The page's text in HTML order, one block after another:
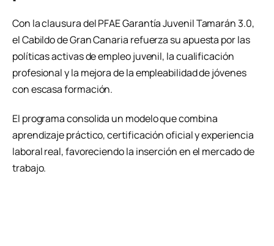
Con la clausura del PFAE Garantía Juvenil Tamarán 3.0,
el Cabildo de Gran Canaria refuerza su apuesta por las
políticas activas de empleo juvenil, la cualificación
profesional y la mejora de la empleabilidad de jóvenes
con escasa formación.
El programa consolida un modelo que combina
aprendizaje práctico, certificación oficial y experiencia
laboral real, favoreciendo la inserción en el mercado de
trabajo.